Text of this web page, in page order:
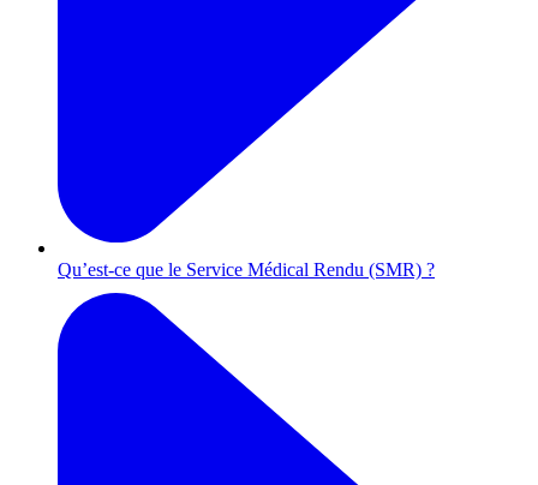
Qu’est-ce que le Service Médical Rendu (SMR) ?